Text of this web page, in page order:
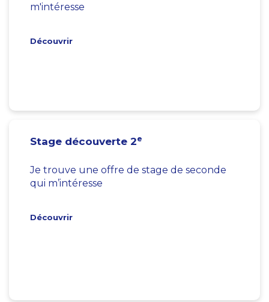
m'intéresse
Découvrir
Stage découverte 2e
Je trouve une offre de stage de seconde
qui m’intéresse
Découvrir